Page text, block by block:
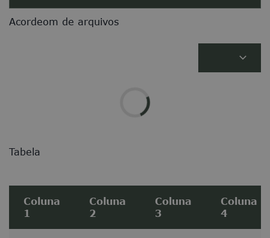
Acordeom de arquivos
Tabela
Coluna
1
Coluna
2
Coluna
3
Coluna
4